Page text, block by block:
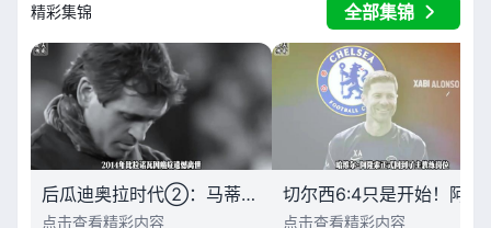
精彩集锦 全部集锦
后瓜迪奥拉时代②：马蒂诺为什么救不了巴萨？
点击查看精彩内容
切尔西6:4只是开始！阿
点击查看精彩内容